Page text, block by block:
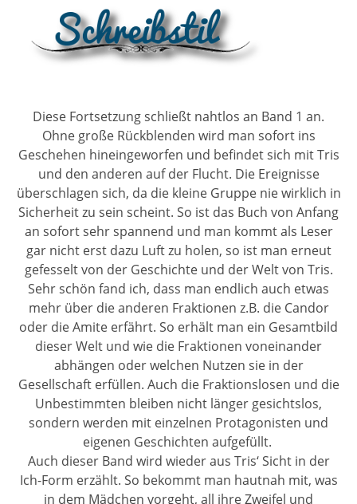
Diese Fortsetzung schließt nahtlos an Band 1 an.
Ohne große Rückblenden wird man sofort ins
Geschehen hineingeworfen und befindet sich mit Tris
und den anderen auf der Flucht. Die Ereignisse
überschlagen sich, da die kleine Gruppe nie wirklich in
Sicherheit zu sein scheint. So ist das Buch von Anfang
an sofort sehr spannend und man kommt als Leser
gar nicht erst dazu Luft zu holen, so ist man erneut
gefesselt von der Geschichte und der Welt von Tris.
Sehr schön fand ich, dass man endlich auch etwas
mehr über die anderen Fraktionen z.B. die Candor
oder die Amite erfährt. So erhält man ein Gesamtbild
dieser Welt und wie die Fraktionen voneinander
abhängen oder welchen Nutzen sie in der
Gesellschaft erfüllen. Auch die Fraktionslosen und die
Unbestimmten bleiben nicht länger gesichtslos,
sondern werden mit einzelnen Protagonisten und
eigenen Geschichten aufgefüllt.
Auch dieser Band wird wieder aus Tris‘ Sicht in der
Ich-Form erzählt. So bekommt man hautnah mit, was
in dem Mädchen vorgeht, all ihre Zweifel und